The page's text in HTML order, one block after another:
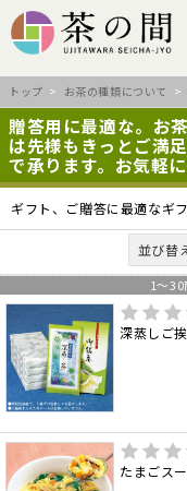
トップ > お茶の種類について >
贈答用に最適な。お
は先様もきっとご満
で承ります。お気軽
ギフト、ご贈答に最適なギ
並び替
1～30
深蒸しご
たまごス